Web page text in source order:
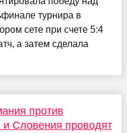
турнира в
сете при счете 5:4
а затем сделала
против
и Словения проводят